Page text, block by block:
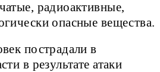
радиоактивные,
опасные вещества.
пострадали в
в результате атаки